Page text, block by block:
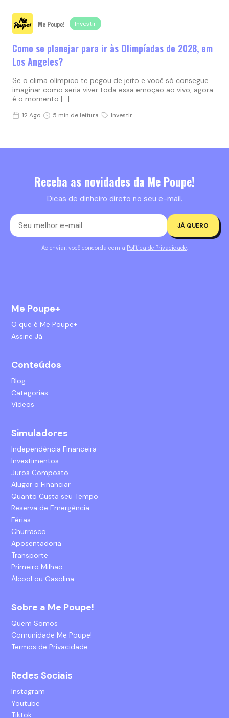
Me Poupe! Investir
Como se planejar para ir às Olimpíadas de 2028, em
Los Angeles?
Se o clima olímpico te pegou de jeito e você só consegue
imaginar como seria viver toda essa emoção ao vivo, agora
é o momento […]
12 Ago 5 min de leitura Investir
Receba as novidades da Me Poupe!
Dicas de dinheiro direto no seu e-mail.
JÁ QUERO
Ao enviar, você concorda com a Política de Privacidade.
Me Poupe+
O que é Me Poupe+
Assine Já
Conteúdos
Blog
Categorias
Vídeos
Simuladores
Independência Financeira
Investimentos
Juros Composto
Alugar o Financiar
Quanto Custa seu Tempo
Reserva de Emergência
Férias
Churrasco
Aposentadoria
Transporte
Primeiro Milhão
Álcool ou Gasolina
Sobre a Me Poupe!
Quem Somos
Comunidade Me Poupe!
Termos de Privacidade
Redes Sociais
Instagram
Youtube
Tiktok